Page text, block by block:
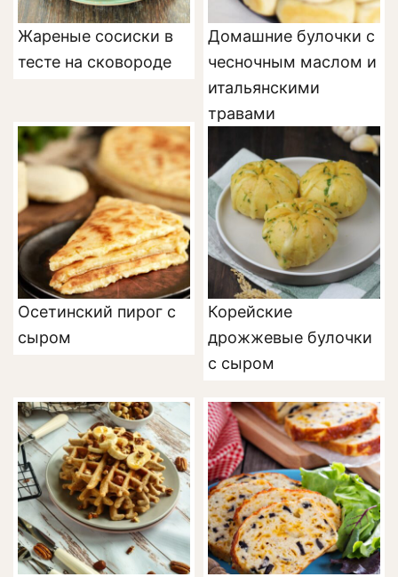
Жареные сосиски в
тесте на сковороде
Домашние булочки с
чесночным маслом и
итальянскими
травами
Осетинский пирог с
сыром
Корейские
дрожжевые булочки
с сыром